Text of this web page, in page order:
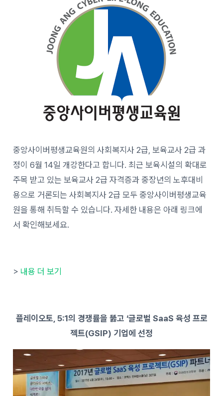
중앙사이버평생교육원의 사회복지사 2급, 보육교사 2급 과
정이 6월 14일 개강한다고 합니다. 최근 보육시설의 확대로
주목 받고 있는 보육교사 2급 자격증과 중장년의 노후대비
용으로 거론되는 사회복지사 2급 모두 중앙사이버평생교육
원을 통해 취득할 수 있습니다. 자세한 내용은 아래 링크에
서 확인해보세요.
> 내용 더 보기
플레이오토, 5:1의 경쟁률을 뚫고 ‘글로벌 SaaS 육성 프로
젝트(GSIP) 기업에 선정